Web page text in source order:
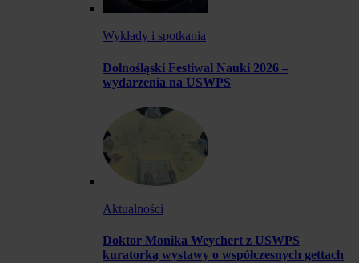
Wykłady i spotkania
Dolnośląski Festiwal Nauki 2026 –
wydarzenia na USWPS
Aktualności
Doktor Monika Weychert z USWPS
kuratorką wystawy o współczesnych gettach